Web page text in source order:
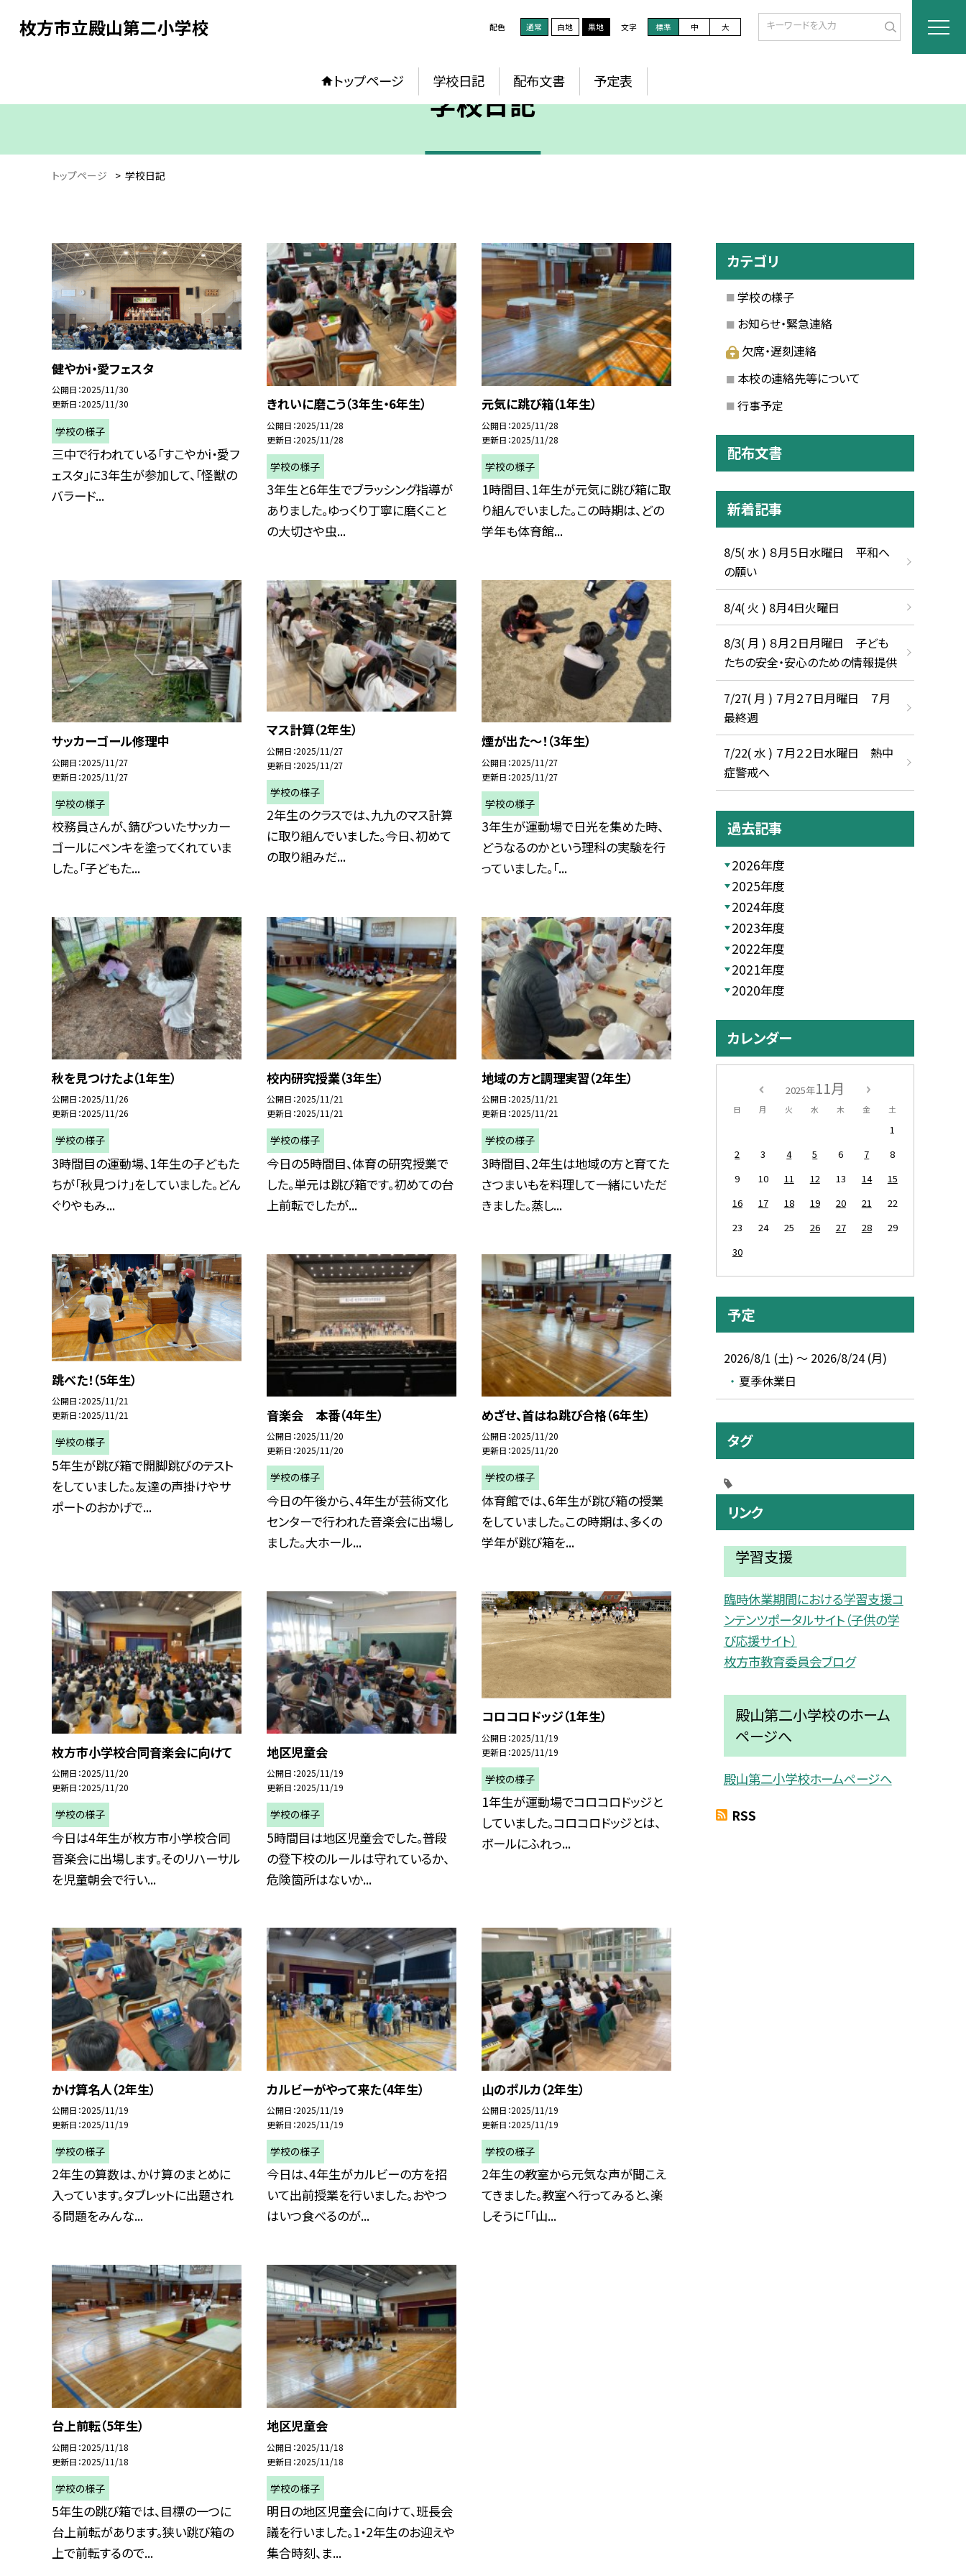
枚方市立殿山第二小学校 配色 通常 白地 黒地 文字 標準 中 大
トップページ 学校日記 配布文書 予定表
学校日記
トップページ > 学校日記
健やかi・愛フェスタ
公開日 2025/11/30
更新日 2025/11/30
学校の様子
三中で行われている「すこやかi・愛フ
ェスタ」に3年生が参加して、「怪獣の
バラード...
きれいに磨こう（3年生・6年生）
公開日 2025/11/28
更新日 2025/11/28
学校の様子
3年生と6年生でブラッシング指導が
ありました。ゆっくり丁寧に磨くこと
の大切さや虫...
元気に跳び箱（1年生）
公開日 2025/11/28
更新日 2025/11/28
学校の様子
1時間目、1年生が元気に跳び箱に取
り組んでいました。この時期は、どの
学年も体育館...
サッカーゴール修理中
公開日 2025/11/27
更新日 2025/11/27
学校の様子
校務員さんが、錆びついたサッカー
ゴールにペンキを塗ってくれていま
した。「子どもた...
マス計算（2年生）
公開日 2025/11/27
更新日 2025/11/27
学校の様子
2年生のクラスでは、九九のマス計算
に取り組んでいました。今日、初めて
の取り組みだ...
煙が出た〜！（3年生）
公開日 2025/11/27
更新日 2025/11/27
学校の様子
3年生が運動場で日光を集めた時、
どうなるのかという理科の実験を行
っていました。「...
秋を見つけたよ（1年生）
公開日 2025/11/26
更新日 2025/11/26
学校の様子
3時間目の運動場、1年生の子どもた
ちが「秋見つけ」をしていました。どん
ぐりやもみ...
校内研究授業（3年生）
公開日 2025/11/21
更新日 2025/11/21
学校の様子
今日の5時間目、体育の研究授業で
した。単元は跳び箱です。初めての台
上前転でしたが...
地域の方と調理実習（2年生）
公開日 2025/11/21
更新日 2025/11/21
学校の様子
3時間目、2年生は地域の方と育てた
さつまいもを料理して一緒にいただ
きました。蒸し...
跳べた！（5年生）
公開日 2025/11/21
更新日 2025/11/21
学校の様子
5年生が跳び箱で開脚跳びのテスト
をしていました。友達の声掛けやサ
ポートのおかげで...
音楽会 本番（4年生）
公開日 2025/11/20
更新日 2025/11/20
学校の様子
今日の午後から、4年生が芸術文化
センターで行われた音楽会に出場し
ました。大ホール...
めざせ、首はね跳び合格（6年生）
公開日 2025/11/20
更新日 2025/11/20
学校の様子
体育館では、6年生が跳び箱の授業
をしていました。この時期は、多くの
学年が跳び箱を...
枚方市小学校合同音楽会に向けて
公開日 2025/11/20
更新日 2025/11/20
学校の様子
今日は4年生が枚方市小学校合同
音楽会に出場します。そのリハーサル
を児童朝会で行い...
地区児童会
公開日 2025/11/19
更新日 2025/11/19
学校の様子
5時間目は地区児童会でした。普段
の登下校のルールは守れているか、
危険箇所はないか...
コロコロドッジ（1年生）
公開日 2025/11/19
更新日 2025/11/19
学校の様子
1年生が運動場でコロコロドッジと
していました。コロコロドッジとは、
ボールにふれっ...
かけ算名人（2年生）
公開日 2025/11/19
更新日 2025/11/19
学校の様子
2年生の算数は、かけ算のまとめに
入っています。タブレットに出題され
る問題をみんな...
カルビーがやって来た（4年生）
公開日 2025/11/19
更新日 2025/11/19
学校の様子
今日は、4年生がカルビーの方を招
いて出前授業を行いました。おやつ
はいつ食べるのが...
山のポルカ（2年生）
公開日 2025/11/19
更新日 2025/11/19
学校の様子
2年生の教室から元気な声が聞こえ
てきました。教室へ行ってみると、楽
しそうに「「山...
台上前転（5年生）
公開日 2025/11/18
更新日 2025/11/18
学校の様子
5年生の跳び箱では、目標の一つに
台上前転があります。狭い跳び箱の
上で前転するので...
地区児童会
公開日 2025/11/18
更新日 2025/11/18
学校の様子
明日の地区児童会に向けて、班長会
議を行いました。1・2年生のお迎えや
集合時刻、ま...
カテゴリ
学校の様子
お知らせ・緊急連絡
欠席・遅刻連絡
本校の連絡先等について
行事予定
配布文書
新着記事
8/5( 水 ) ８月５日水曜日 平和へ
の願い
8/4( 火 ) 8月4日火曜日
8/3( 月 ) ８月２日月曜日 子ども
たちの安全・安心のための情報提供
7/27( 月 ) ７月２７日月曜日 ７月
最終週
7/22( 水 ) ７月２２日水曜日 熱中
症警戒へ
過去記事
2026年度
2025年度
2024年度
2023年度
2022年度
2021年度
2020年度
カレンダー
2025年11月
日 月 火 水 木 金 土
1
2
3 4 5 6 7
8
9
10 11 12 13 14
15
16
17 18 19 20 21
22
23
24 25 26 27 28
29
30
予定
2026/8/1 (土) ～ 2026/8/24 (月)
夏季休業日
タグ
リンク
学習支援
臨時休業期間における学習支援コ
ンテンツポータルサイト（子供の学
び応援サイト）
枚方市教育委員会ブログ
殿山第二小学校のホーム
ページへ
殿山第二小学校ホームページへ
RSS